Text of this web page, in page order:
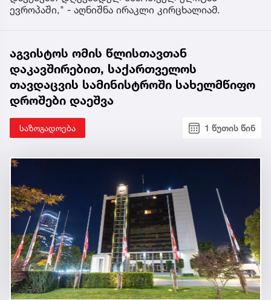
ევროპაში," - აღნიშნა ირაკლი კირცხალიამ.
აგვისტოს ომის წლისთავთან
დაკავშირებით, საქართველოს
თავდაცვის სამინისტროში სახელმწიფო
დროშები დაეშვა
საზოგადოება 1 წუთის წინ